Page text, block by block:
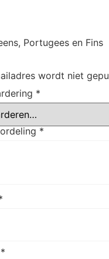
Portugees en Fins
wordt niet
*
*
*